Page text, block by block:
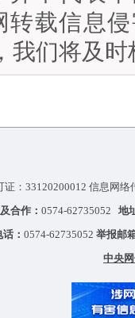
转载信息
我们将及
：33120200012 信息网
合作： 0574-62735052 地
： 0574-62735052 举报邮
中央